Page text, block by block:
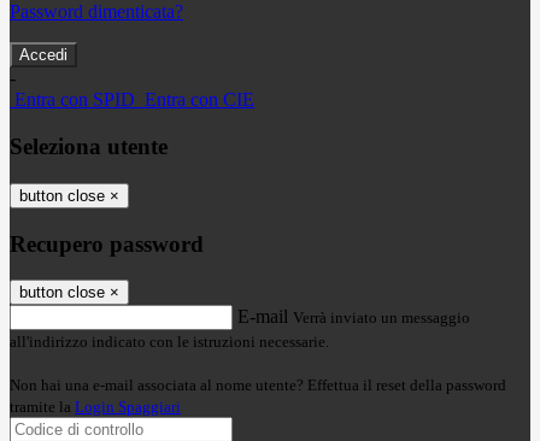
Password dimenticata?
-
Entra con SPID Entra con CIE
Seleziona utente
button close ×
Recupero password
button close ×
E-mail Verrà inviato un messaggio
all'indirizzo indicato con le istruzioni necessarie.
Non hai una e-mail associata al nome utente? Effettua il reset della password
tramite la Login Spaggiari